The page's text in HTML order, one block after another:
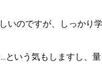
のですが、しっかり
いう気もしますし、